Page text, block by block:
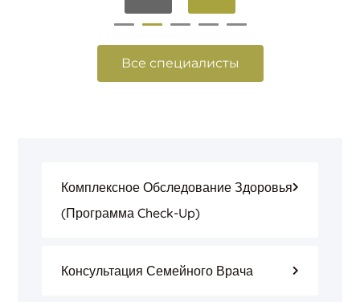
Все специалисты
Комплексное Обследование Здоровья
(программа Check-Up)
Консультация Семейного Врача